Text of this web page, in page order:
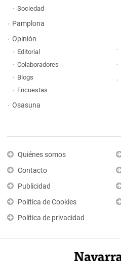
Sociedad
Pamplona
Opinión
Editorial
Colaboradores
Blogs
Encuestas
Osasuna
Quiénes somos
Contacto
Publicidad
Política de Cookies
Política de privacidad